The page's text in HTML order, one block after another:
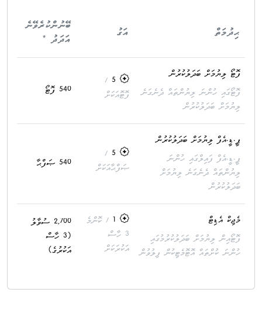
ޙިދުމަތް އަގު
ބޭނުންކުރެވޭނެ
އަދަދު *
ފޮޓޯ ލިޔުމަށް ބަދަލުކުރުން
ފޮޓޯގައި ހުންނަ ލިޔުންތައް ދެނެގަނެ
ލިޔުމަށް ބަދަލުކުރުން
/
ފޮޓޮއަކަށް
540 ފޮޓޯ
ޕީ.ޑީ.އެފް ލިޔުމަށް ބަދަލުކުރުން
ޕީ.ޑީ.އެފް ފައިލްގައި ހުންނަ
ލިޔުންތައް ދެނެގަނެ ލިޔުމަށް
ބަދަލުކުރުން
/
ޞަފްޙާއަކަށް
540 ޞަފްޙާ
މެޖިކް އެޑިޓް
ފޮޓޯއިން ލިޔުމަށް ބަދަލުކުރުމުގައި
ހުންނަ ކުށްތައް އޮޓޮމެޓިކުން ފިލުވުން
/ ކޮންމެ
3 ހާސް
އަކުރަކަށް
2,700 ސުވާލު
(3 ހާސް
އަކުރުގެ)